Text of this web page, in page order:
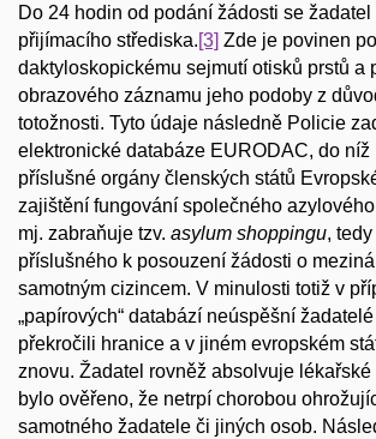
Do 24 hodin od podání žádosti se
přijímacího střediska.[3] Zde je povinen
daktyloskopickému sejmutí otisků prstů a
obrazového záznamu jeho podoby z
totožnosti. Tyto údaje následně Policie
elektronické databáze EURODAC, do níž
příslušné orgány členských států
zajištění fungování společného
mj. zabraňuje tzv. asylum shoppingu,
příslušného k posouzení žádosti o
samotným cizincem. V minulosti totiž v
„papírových“ databází neúspěšní
překročili hranice a v jiném evropském
znovu. Žadatel rovněž absolvuje lékařské
bylo ověřeno, že netrpí chorobou
samotného žadatele či jiných osob.